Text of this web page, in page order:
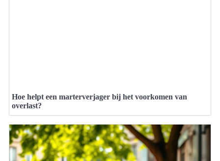
Hoe helpt een marterverjager bij het voorkomen van
overlast?